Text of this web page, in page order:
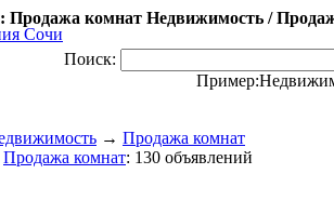
Продажа комнат Недвижимость /
Поиск:
Пример:
→ Продажа комнат
Продажа комнат: 130 объявлений